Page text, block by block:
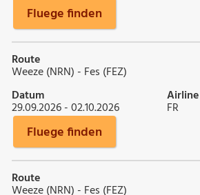
Fluege finden
Route
Weeze (NRN) - Fes (FEZ)
Datum
29.09.2026 - 02.10.2026
Airline
FR
Fluege finden
Route
Weeze (NRN) - Fes (FEZ)